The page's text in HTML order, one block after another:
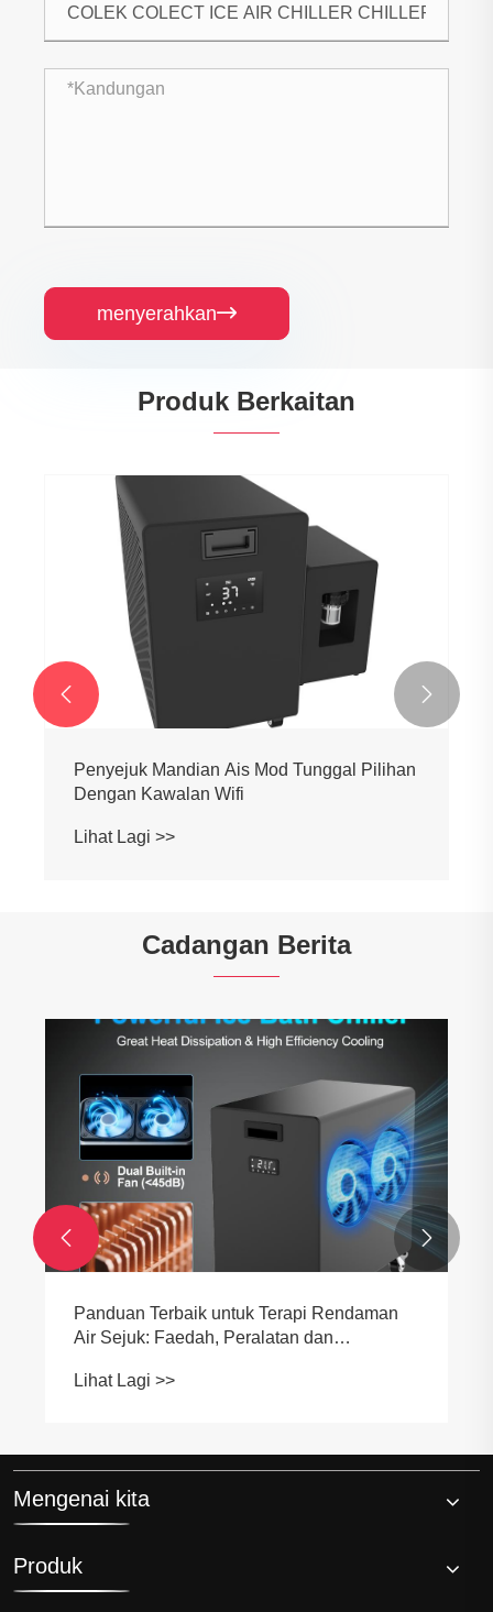
menyerahkan
Produk Berkaitan
Chiller mandi ais air sejuk yang ekonimikal
0.3hp
Lihat Lagi >>
 
Cadangan Berita
Mengapa Anda Perlu Pertimbangkan Tong
Ais Xl Untuk Penyejuk Cold Plunge
Lihat Lagi >>
 
Mengenai kita
Produk